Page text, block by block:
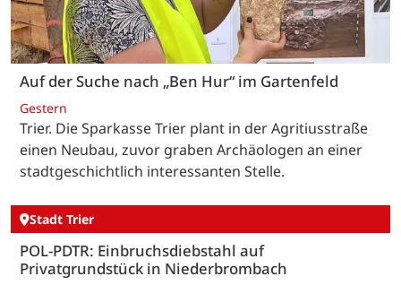
Auf der Suche nach „Ben Hur“ im Gartenfeld
Gestern
Trier. Die Sparkasse Trier plant in der Agritiusstraße
einen Neubau, zuvor graben Archäologen an einer
stadtgeschichtlich interessanten Stelle.
Stadt Trier
POL-PDTR: Einbruchsdiebstahl auf
Privatgrundstück in Niederbrombach